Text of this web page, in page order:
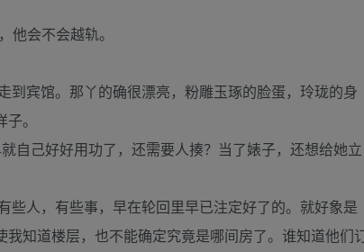
他会不会越轨。
宾馆。那丫的确很漂亮，粉雕玉琢的脸蛋，玲珑的身
。
自己好好用功了，还需要人揍？当了婊子，还想给她立
人，有些事，早在轮回里早已注定好了的。就好象是
知道楼层，也不能确定究竟是哪间房了。谁知道他们